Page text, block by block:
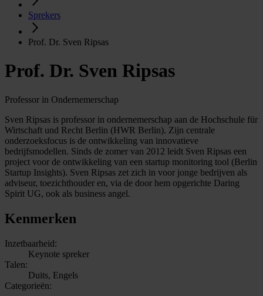
Sprekers
Prof. Dr. Sven Ripsas
Prof. Dr. Sven Ripsas
Professor in Ondernemerschap
Sven Ripsas is professor in ondernemerschap aan de Hochschule für
Wirtschaft und Recht Berlin (HWR Berlin). Zijn centrale
onderzoeksfocus is de ontwikkeling van innovatieve
bedrijfsmodellen. Sinds de zomer van 2012 leidt Sven Ripsas een
project voor de ontwikkeling van een startup monitoring tool (Berlin
Startup Insights). Sven Ripsas zet zich in voor jonge bedrijven als
adviseur, toezichthouder en, via de door hem opgerichte Daring
Spirit UG, ook als business angel.
Kenmerken
Inzetbaarheid:
Keynote spreker
Talen:
Duits, Engels
Categorieën: